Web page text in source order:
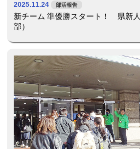
2025.11.24 部活報告
新チーム 準優勝スタート！ 県新
部）